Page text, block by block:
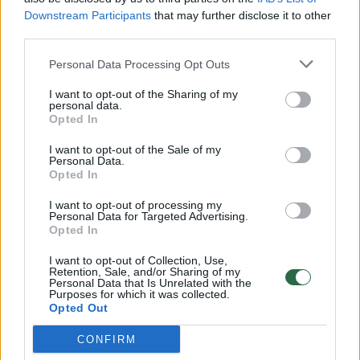
Downstream Participants that may further disclose it to other
Personal Data Processing Opt Outs
I want to opt-out of the Sharing of my
personal data.
Opted In
I want to opt-out of the Sale of my
Personal Data.
Opted In
I want to opt-out of processing my
Personal Data for Targeted Advertising.
Opted In
I want to opt-out of Collection, Use,
Retention, Sale, and/or Sharing of my
Personal Data that Is Unrelated with the
Purposes for which it was collected.
Opted Out
CONFIRM
32 laipsnių šilumos
Žinios | Orai
00:00:59
Nufilmavo, kaip patvino Vilniaus Vakarinis aplinkkelis:
vaizdas pribloškia
Žinios Lietuvos diena
Avarija Vilniuje: į stotelę įsirėžęs automobilis sužalojo
dvi moteris
Žinios | Lietuvos diena
Visi įrašai